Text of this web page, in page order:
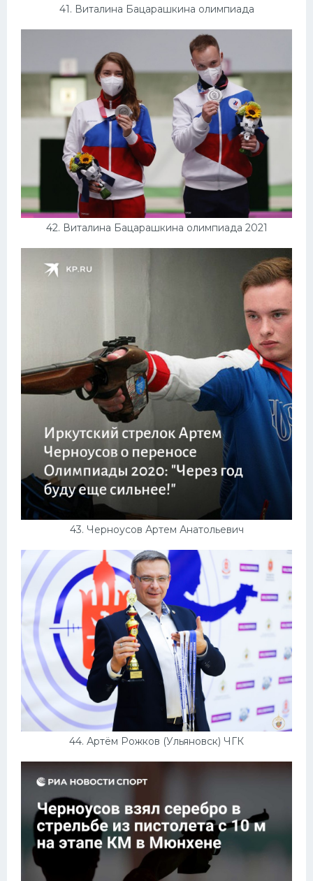
41. Виталина Бацарашкина олимпиада
42. Виталина Бацарашкина олимпиада 2021
43. Черноусов Артем Анатольевич
44. Артём Рожков (Ульяновск) ЧГК